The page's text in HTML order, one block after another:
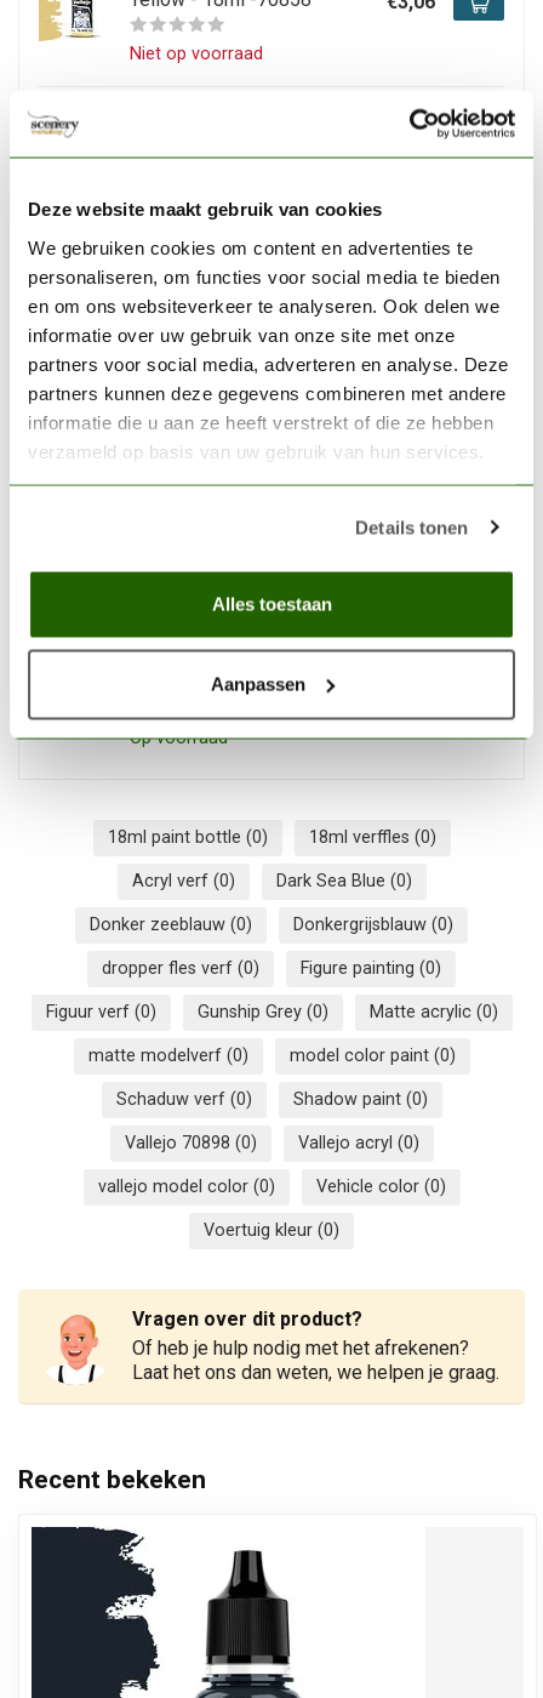
Deze website maakt gebruik van cookies
We gebruiken cookies om content en advertenties te
personaliseren, om functies voor social media te bieden
en om ons websiteverkeer te analyseren. Ook delen we
informatie over uw gebruik van onze site met onze
partners voor social media, adverteren en analyse. Deze
partners kunnen deze gegevens combineren met andere
informatie die u aan ze heeft verstrekt of die ze hebben
verzameld op basis van uw gebruik van hun services.
Details tonen
Alles toestaan
Aanpassen
Niet op voorraad
Op voorraad
Vallejo Model Color Cavalry
Brown -17ml -70982
Op voorraad
€3,06
VALLEJO
Vallejo Model Color German
Op voorraad
€3,06
VALLEJO
-18ml - 70950
Op voorraad
18ml paint bottle (0) 18ml verffles (0)
Acryl verf (0) Dark Sea Blue (0)
Donker zeeblauw (0) Donkergrijsblauw (0)
dropper fles verf (0) Figure painting (0)
Figuur verf (0) Gunship Grey (0) Matte acrylic (0)
matte modelverf (0) model color paint (0)
Schaduw verf (0) Shadow paint (0)
Vallejo 70898 (0) Vallejo acryl (0)
vallejo model color (0) Vehicle color (0)
Voertuig kleur (0)
Vragen over dit product?
Of heb je hulp nodig met het afrekenen?
Laat het ons dan weten, we helpen je graag.
Recent bekeken